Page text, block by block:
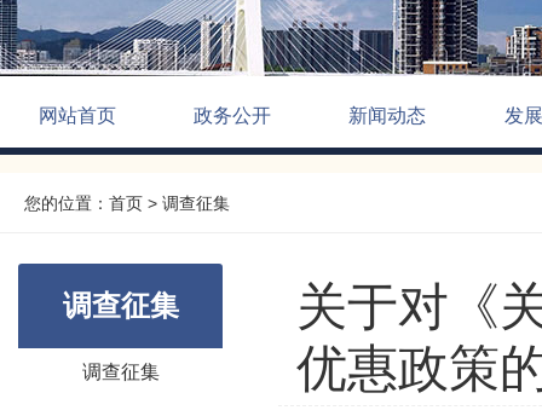
网站首页 政务公开 新闻动态 发
您的位置： 首页 > 调查征集
调查征集
调查征集
关于对《
优惠政策